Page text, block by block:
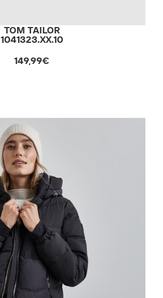
TOM TAILOR
1041323.XX.10
149,99€